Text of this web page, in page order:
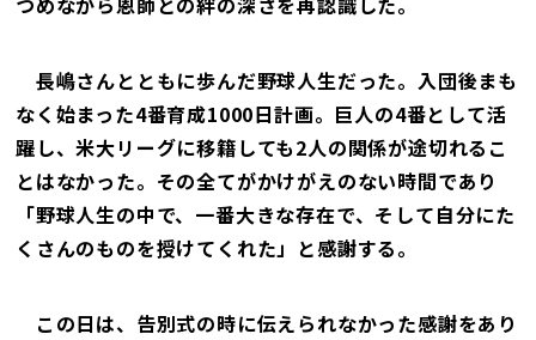
長嶋さんとともに歩んだ野球人生だった。入団後まも
なく始まった4番育成1000日計画。巨人の4番として活
躍し、米大リーグに移籍しても2人の関係が途切れるこ
とはなかった。その全てがかけがえのない時間であり
「野球人生の中で、一番大きな存在で、そして自分にた
くさんのものを授けてくれた」と感謝する。
この日は、告別式の時に伝えられなかった感謝をあり